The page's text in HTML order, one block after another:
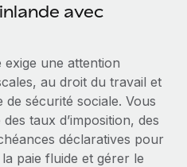
avec
exige une attention
au droit du travail et
de sécurité sociale. Vous
taux d’imposition, des
déclaratives pour
paie fluide et gérer le